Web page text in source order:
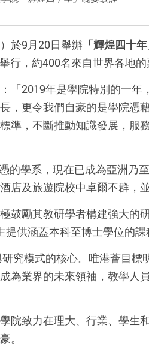
於9月20日舉辦 「輝煌四十年
，約400名來自世界各地的
「2019年是學院特別的一
，更令我們自豪的是學院憑
準，不斷推動知識發展，服
的學系，現在已成為亞洲乃
及旅遊院校中卓爾不群，
鼓勵其教研學者構建強大的
供涵蓋本科至博士學位的課
究模式的核心。唯港薈目
為業界的未來領袖，教學人
院致力在理大、行業、學生
。